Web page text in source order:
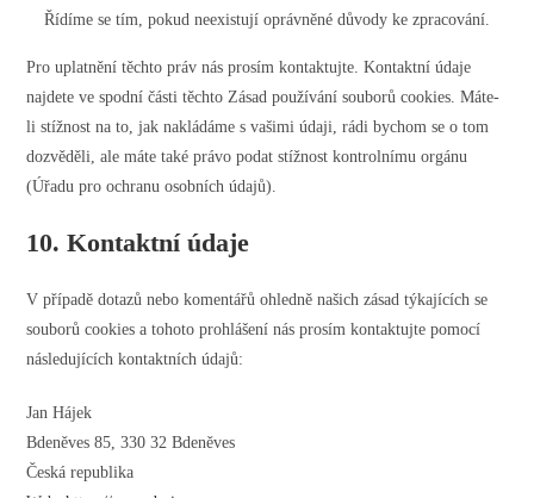
Řídíme se tím, pokud neexistují oprávněné důvody ke zpracování.
Pro uplatnění těchto práv nás prosím kontaktujte. Kontaktní údaje
najdete ve spodní části těchto Zásad používání souborů cookies. Máte-
li stížnost na to, jak nakládáme s vašimi údaji, rádi bychom se o tom
dozvěděli, ale máte také právo podat stížnost kontrolnímu orgánu
(Úřadu pro ochranu osobních údajů).
10. Kontaktní údaje
V případě dotazů nebo komentářů ohledně našich zásad týkajících se
souborů cookies a tohoto prohlášení nás prosím kontaktujte pomocí
následujících kontaktních údajů:
Jan Hájek
Bdeněves 85, 330 32 Bdeněves
Česká republika